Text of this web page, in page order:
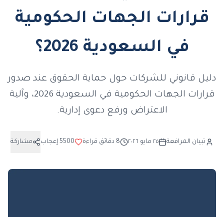
قرارات الجهات الحكومية
في السعودية 2026؟
دليل قانوني للشركات حول حماية الحقوق عند صدور
قرارات الجهات الحكومية في السعودية 2026، وآلية
الاعتراض ورفع دعوى إدارية.
تبيان المرافعة ٢٥ مايو ٢٠٢٦ 8 دقائق قراءة 5500 إعجاب مشاركة